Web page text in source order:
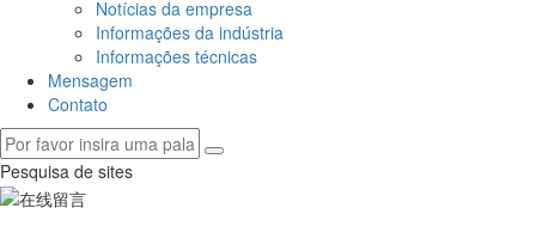
Notícias da empresa
Informações da indústria
Informações técnicas
Mensagem
Contato
Pesquisa de sites